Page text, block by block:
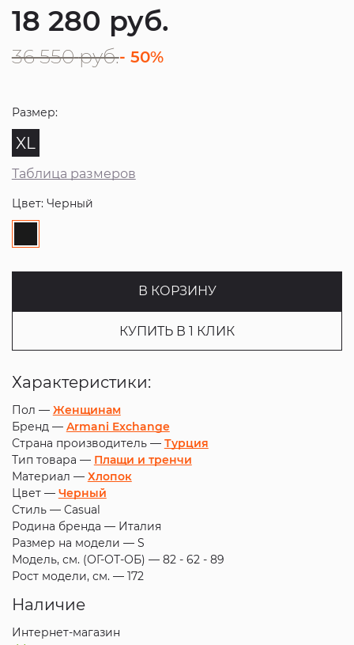
18 280 руб.
36 550 руб.- 50%
Размер:
XL
Таблица размеров
Цвет: Черный
В КОРЗИНУ
КУПИТЬ В 1 КЛИК
Характеристики:
Пол — Женщинам
Бренд — Armani Exchange
Страна производитель — Турция
Тип товара — Плащи и тренчи
Материал — Хлопок
Цвет — Черный
Стиль — Casual
Родина бренда — Италия
Размер на модели — S
Модель, см. (ОГ-ОТ-ОБ) — 82 - 62 - 89
Рост модели, см. — 172
Наличие
Интернет-магазин